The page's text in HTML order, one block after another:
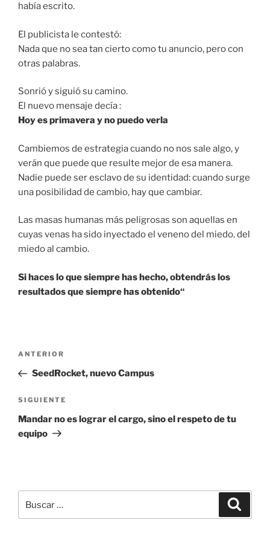
había escrito.
El publicista le contestó:
Nada que no sea tan cierto como tu anuncio, pero con
otras palabras.
Sonrió y siguió su camino.
El nuevo mensaje decía :
Hoy es primavera y no puedo verla
Cambiemos de estrategia cuando no nos sale algo, y
verán que puede que resulte mejor de esa manera.
Nadie puede ser esclavo de su identidad: cuando surge
una posibilidad de cambio, hay que cambiar.
Las masas humanas más peligrosas son aquellas en
cuyas venas ha sido inyectado el veneno del miedo. del
miedo al cambio.
Si haces lo que siempre has hecho, obtendrás los
resultados que siempre has obtenido“
Navegación
entradas
Entrada
anterior:
ANTERIOR
SeedRocket, nuevo Campus
Siguiente
entrada
SIGUIENTE
Mandar no es lograr el cargo, sino el respeto de tu
equipo
por: